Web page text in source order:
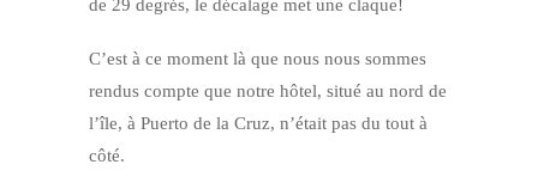
de 29 degrés, le décalage met une claque!
C’est à ce moment là que nous nous sommes
rendus compte que notre hôtel, situé au nord de
l’île, à Puerto de la Cruz, n’était pas du tout à
côté.